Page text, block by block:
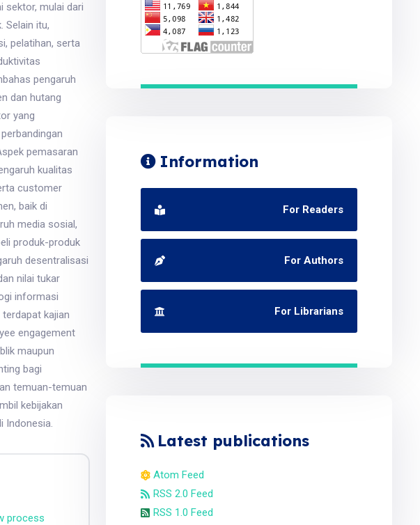
sektor, mulai dari
Selain itu,
pelatihan, serta
pengaruh
dan hutang
yang
pemasaran
kualitas
customer
baik di
media sosial,
produk-produk
desentralisasi
nilai tukar
informasi
kajian
engagement
maupun
bagi
temuan-temuan
kebijakan
Indonesia.
process
Information
For Readers
For Authors
For Librarians
Latest publications
Atom Feed
RSS 2.0 Feed
RSS 1.0 Feed